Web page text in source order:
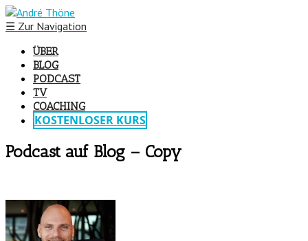
☰ Zur Navigation
ÜBER
BLOG
PODCAST
TV
COACHING
KOSTENLOSER KURS
Podcast auf Blog – Copy